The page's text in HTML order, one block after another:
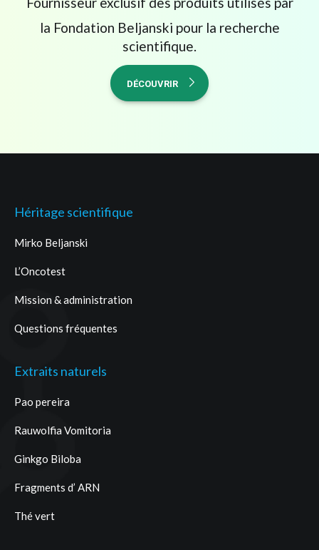
la Fondation Beljanski pour la recherche
scientifique.
DÉCOUVRIR
Héritage scientifique
Mirko Beljanski
L’Oncotest
Mission & administration
Questions fréquentes
Extraits naturels
Pao pereira
Rauwolfia Vomitoria
Ginkgo Biloba
Fragments d’ ARN
Thé vert